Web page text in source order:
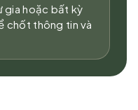
gia hoặc bất kỳ
chốt thông tin và